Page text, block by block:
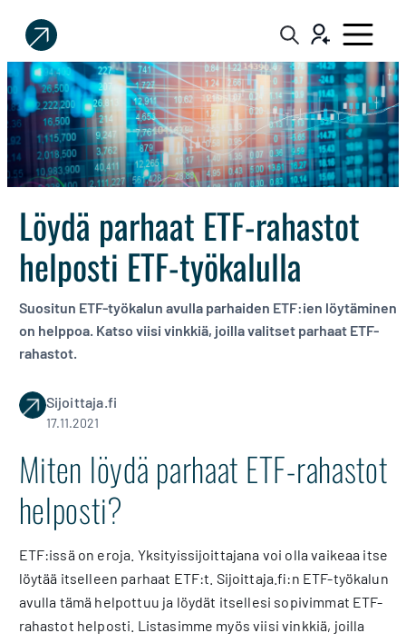
Sijoittaja.fi
Tee
parempia
sijoituspäätöksiä
Löydä parhaat ETF-rahastot
helposti ETF-työkalulla
Suositun ETF-työkalun avulla parhaiden ETF:ien löytäminen
on helppoa. Katso viisi vinkkiä, joilla valitset parhaat ETF-
rahastot.
Sijoittaja.fi
17.11.2021
Miten löydä parhaat ETF-rahastot
helposti?
ETF:issä on eroja. Yksityissijoittajana voi olla vaikeaa itse
löytää itselleen parhaat ETF:t. Sijoittaja.fi:n ETF-työkalun
avulla tämä helpottuu ja löydät itsellesi sopivimmat ETF-
rahastot helposti. Listasimme myös viisi vinkkiä, joilla